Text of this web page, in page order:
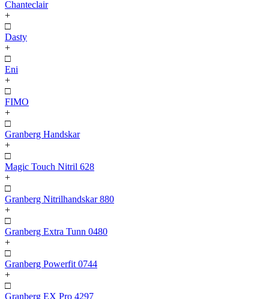
Chanteclair
+
□
Dasty
+
□
Eni
+
□
FIMO
+
□
Granberg Handskar
+
□
Magic Touch Nitril 628
+
□
Granberg Nitrilhandskar 880
+
□
Granberg Extra Tunn 0480
+
□
Granberg Powerfit 0744
+
□
Granberg EX Pro 4297